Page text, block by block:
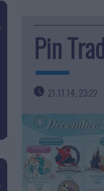
Pin
21.11.14, 23:22